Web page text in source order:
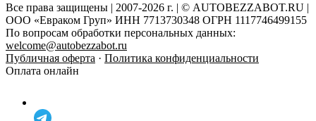
Все права защищены | 2007-2026 г. | © AUTOBEZZABOT.RU |
ООО «Евраком Груп» ИНН 7713730348 ОГРН 1117746499155
По вопросам обработки персональных данных:
welcome@autobezzabot.ru
Публичная оферта · Политика конфиденциальности
Оплата онлайн